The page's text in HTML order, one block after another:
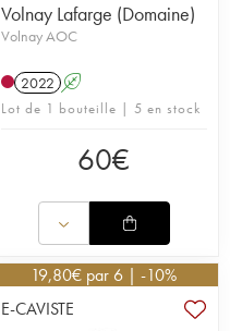
Volnay Lafarge (Domaine)
Volnay AOC
2022 A
Lot de 1 bouteille | 5 en stock
60€
19,80€ par 6 | -10%
E-CAVISTE